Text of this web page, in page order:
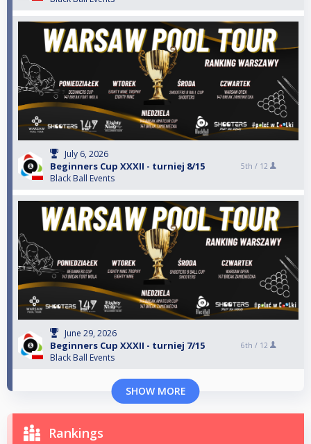
July 6, 2026
Beginners Cup XXXII - turniej 8/15
Black Ball Events
5th / 12
June 29, 2026
Beginners Cup XXXII - turniej 7/15
Black Ball Events
6th / 12
SHOW MORE
Rankings